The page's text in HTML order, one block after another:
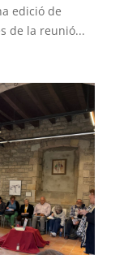
edició de
de la reunió...